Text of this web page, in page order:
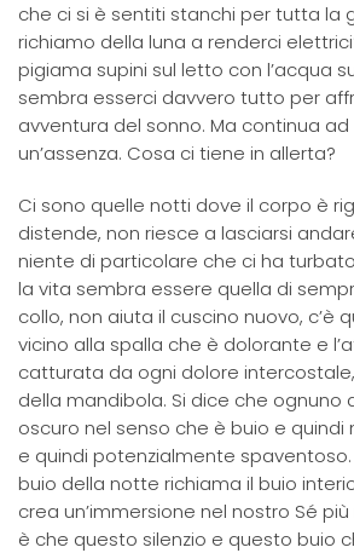
che ci si è sentiti stanchi per tutta la
richiamo della luna a renderci
pigiama supini sul letto con l’acqua
sembra esserci davvero tutto per
avventura del sonno. Ma continua ad
un’assenza. Cosa ci tiene in allerta?
Ci sono quelle notti dove il corpo è
distende, non riesce a lasciarsi
niente di particolare che ci ha
la vita sembra essere quella di
collo, non aiuta il cuscino nuovo, c’è
vicino alla spalla che è dolorante e
catturata da ogni dolore
della mandibola. Si dice che ognuno
oscuro nel senso che è buio e
e quindi potenzialmente spaventoso.
buio della notte richiama il buio
crea un’immersione nel nostro Sé
è che questo silenzio e questo buio